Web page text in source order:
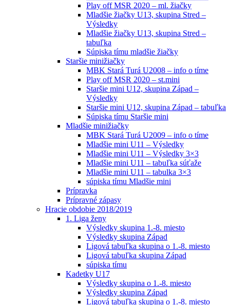
Play off MSR 2020 – ml. žiačky
Mladšie žiačky U13, skupina Stred –
Výsledky
Mladšie žiačky U13, skupina Stred –
tabuľka
Súpiska tímu mladšie žiačky
Staršie minižiačky
MBK Stará Turá U2008 – info o tíme
Play off MSR 2020 – st.mini
Staršie mini U12, skupina Západ –
Výsledky
Staršie mini U12, skupina Západ – tabuľka
Súpiska tímu Staršie mini
Mladšie minižiačky
MBK Stará Turá U2009 – info o tíme
Mladšie mini U11 – Výsledky
Mladšie mini U11 – Výsledky 3×3
Mladšie mini U11 – tabuľka súťaže
Mladšie mini U11 – tabulka 3×3
súpiska tímu Mladšie mini
Prípravka
Prípravné zápasy
Hracie obdobie 2018/2019
1. Liga ženy
Výsledky skupina 1.-8. miesto
Výsledky skupina Západ
Ligová tabuľka skupina o 1.-8. miesto
Ligová tabuľka skupina Západ
súpiska tímu
Kadetky U17
Výsledky skupina o 1.-8. miesto
Výsledky skupina Západ
Ligová tabuľka skupina o 1.-8. miesto